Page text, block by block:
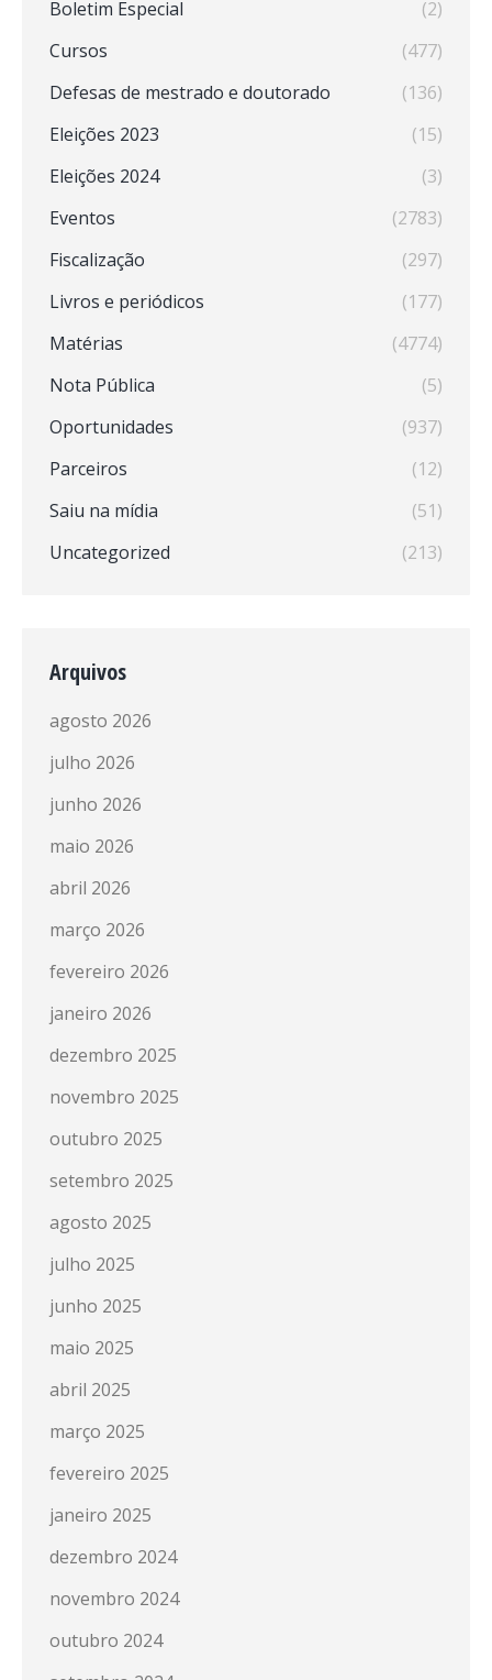
Boletim Especial
(2)
Cursos
(477)
Defesas de mestrado e doutorado
(136)
Eleições 2023
(15)
Eleições 2024
(3)
Eventos
(2783)
Fiscalização
(297)
Livros e periódicos
(177)
Matérias
(4774)
Nota Pública
(5)
Oportunidades
(937)
Parceiros
(12)
Saiu na mídia
(51)
Uncategorized
(213)
Arquivos
agosto 2026
julho 2026
junho 2026
maio 2026
abril 2026
março 2026
fevereiro 2026
janeiro 2026
dezembro 2025
novembro 2025
outubro 2025
setembro 2025
agosto 2025
julho 2025
junho 2025
maio 2025
abril 2025
março 2025
fevereiro 2025
janeiro 2025
dezembro 2024
novembro 2024
outubro 2024